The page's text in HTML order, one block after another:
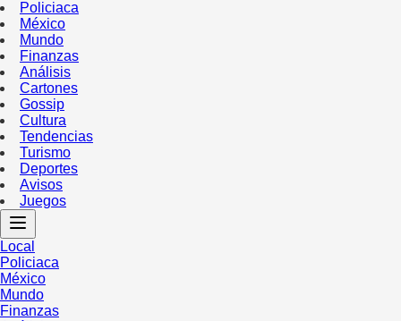
Policiaca
México
Mundo
Finanzas
Análisis
Cartones
Gossip
Cultura
Tendencias
Turismo
Deportes
Avisos
Juegos
Local
Policiaca
México
Mundo
Finanzas